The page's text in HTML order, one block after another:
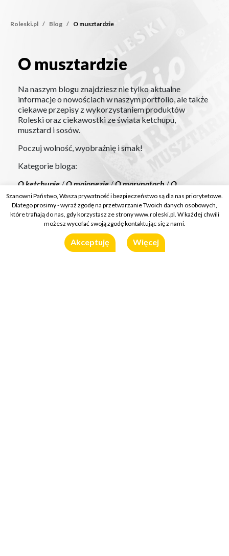
Roleski.pl Blog O musztardzie
O musztardzie
O musztardzie
Na naszym blogu znajdziesz nie tylko aktualne
informacje o nowościach w naszym portfolio, ale także
ciekawe przepisy z wykorzystaniem produktów
Roleski oraz ciekawostki ze świata ketchupu,
musztard i sosów.
Poczuj wolność, wyobraźnię i smak!
Kategorie bloga:
O ketchupie/O majonezie/O marynatach/O
musztardzie/O sosach i dressingach/Przepisy
Domowe hot-dogi z relishem z
Szanowni Państwo, Wasza prywatność i bezpieczeństwo są dla nas priorytetowe.
Dlatego prosimy - wyraź zgodę na przetwarzanie Twoich danych osobowych,
które trafiają do nas, gdy korzystasz ze strony www.roleski.pl. W każdej chwili
możesz wycofać swoją zgodę kontaktując się z nami.
Akceptuję Więcej